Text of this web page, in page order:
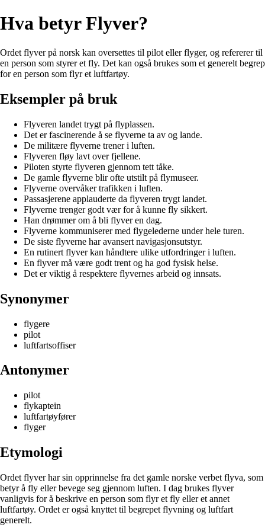
Hva betyr Flyver?
Ordet flyver på norsk kan oversettes til pilot eller flyger, og refererer til
en person som styrer et fly. Det kan også brukes som et generelt begrep
for en person som flyr et luftfartøy.
Eksempler på bruk
Flyveren landet trygt på flyplassen.
Det er fascinerende å se flyverne ta av og lande.
De militære flyverne trener i luften.
Flyveren fløy lavt over fjellene.
Piloten styrte flyveren gjennom tett tåke.
De gamle flyverne blir ofte utstilt på flymuseer.
Flyverne overvåker trafikken i luften.
Passasjerene applauderte da flyveren trygt landet.
Flyverne trenger godt vær for å kunne fly sikkert.
Han drømmer om å bli flyver en dag.
Flyverne kommuniserer med flygelederne under hele turen.
De siste flyverne har avansert navigasjonsutstyr.
En rutinert flyver kan håndtere ulike utfordringer i luften.
En flyver må være godt trent og ha god fysisk helse.
Det er viktig å respektere flyvernes arbeid og innsats.
Synonymer
flygere
pilot
luftfartsoffiser
Antonymer
pilot
flykaptein
luftfartøyfører
flyger
Etymologi
Ordet flyver har sin opprinnelse fra det gamle norske verbet flyva, som
betyr å fly eller bevege seg gjennom luften. I dag brukes flyver
vanligvis for å beskrive en person som flyr et fly eller et annet
luftfartøy. Ordet er også knyttet til begrepet flyvning og luftfart
generelt.